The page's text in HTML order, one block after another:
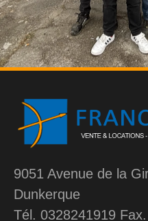
9051 Avenue de la
Dunkerque
Tél. 0328241919